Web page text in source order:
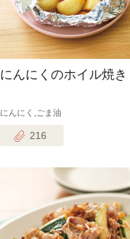
にんにくのホイル焼き
にんにく,ごま油
216